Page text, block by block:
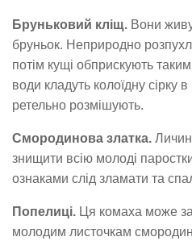
Бруньковий кліщ. Вони
бруньок. Неприродно
потім кущі обприскують
води кладуть колоїдну сірку в
ретельно розмішують.
Смородинова златка.
знищити всію молоді
ознаками слід зламати та
Попелиці. Ця комаха може
молодим листочкам